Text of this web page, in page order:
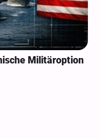
Militäroption